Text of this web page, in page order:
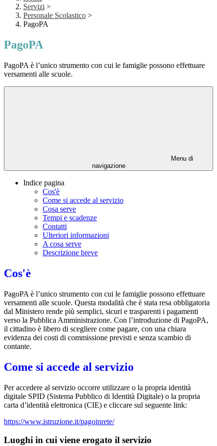
Servizi >
Personale Scolastico >
PagoPA
PagoPA
PagoPA è l’unico strumento con cui le famiglie possono effettuare
versamenti alle scuole.
Menu di
navigazione
Indice pagina
Cos'è
Come si accede al servizio
Cosa serve
Tempi e scadenze
Contatti
Ulteriori informazioni
A cosa serve
Descrizione breve
Cos'è
PagoPA è l’unico strumento con cui le famiglie possono effettuare
versamenti alle scuole. Questa modalità che è stata resa obbligatoria
dal Ministero rende più semplici, sicuri e trasparenti i pagamenti
verso la Pubblica Amministrazione. Con l’introduzione di PagoPA,
il cittadino è libero di scegliere come pagare, con una chiara
evidenza dei costi di commissione previsti e senza scambio di
contante.
Come si accede al servizio
Per accedere al servizio occorre utilizzare o la propria identità
digitale SPID (Sistema Pubblico di Identità Digitale) o la propria
carta d’identità elettronica (CIE) e cliccare sul seguente link:
https://www.istruzione.it/pagoinrete/
Luoghi in cui viene erogato il servizio